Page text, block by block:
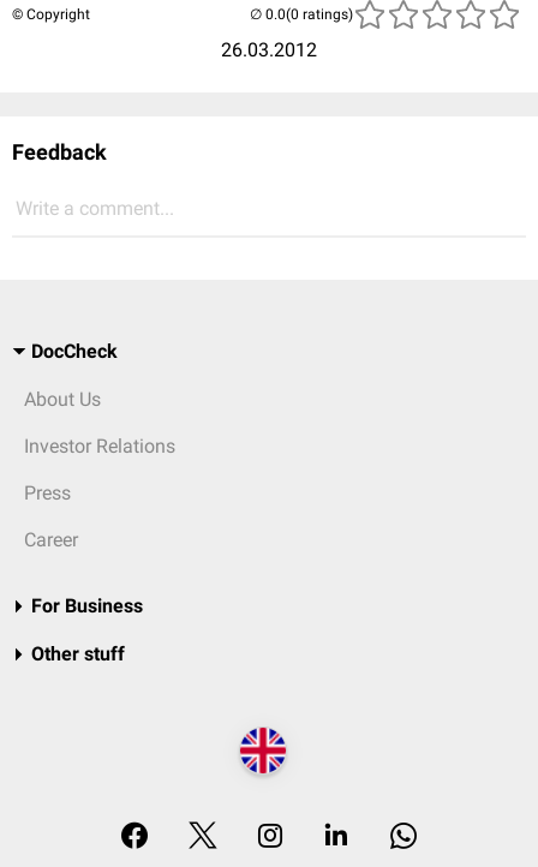
© Copyright
26.03.2012
(0 ratings)
Feedback
Write a comment...
DocCheck
About Us
Investor Relations
Press
Career
For Business
Other stuff